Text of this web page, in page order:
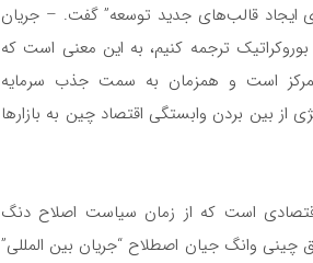
ایجاد قالب‌های جدید توسعه” گفت. – جریان
ترجمه کنیم، به این معنی است که
است و همزمان به سمت جذب سرمایه
از بین بردن وابستگی اقتصاد چین به بازارها
است که از زمان سیاست اصلاح دنگ
گرفته‌ می‌شود. برای توصیف این مدل در سال ۱۹۸۸، محقق چینی وانگ جیان اصطلاح “جریان بین المللی”